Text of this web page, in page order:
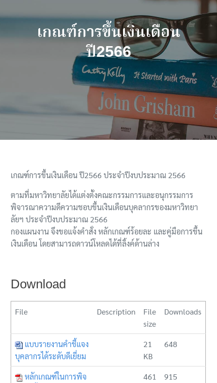
เกณฑ์การขึ้นเงินเดือน
ปี2566
เกณฑ์การขึ้นเงินเดือน ปี2566 ประจำปีงบประมาณ 2566
ตามที่มหาวิทยาลัยได้แต่งตั้งคณะกรรมการและอนุกรรมการ
พิจารณาความดีความชอบขึ้นเงินเดือนบุคลากรของมหาวิทยา
ลัยฯ ประจำปีงบประมาณ 2566
กองแผนงาน จึงขอแจ้งคำสั่ง หลักเกณฑ์ร้อยละ และคู่มือการขึ้น
เงินเดือน โดยสามารถดาวน์โหลดได้ที่ลิ้งค์ด้านล่าง
Download
File Description
File
size
Downloads
แบบรายงานคำชี้แจง
บุคลากรได้ระดับดีเยี่ยม
21
KB
648
หลักเกณฑ์ในการพิจ
461
915